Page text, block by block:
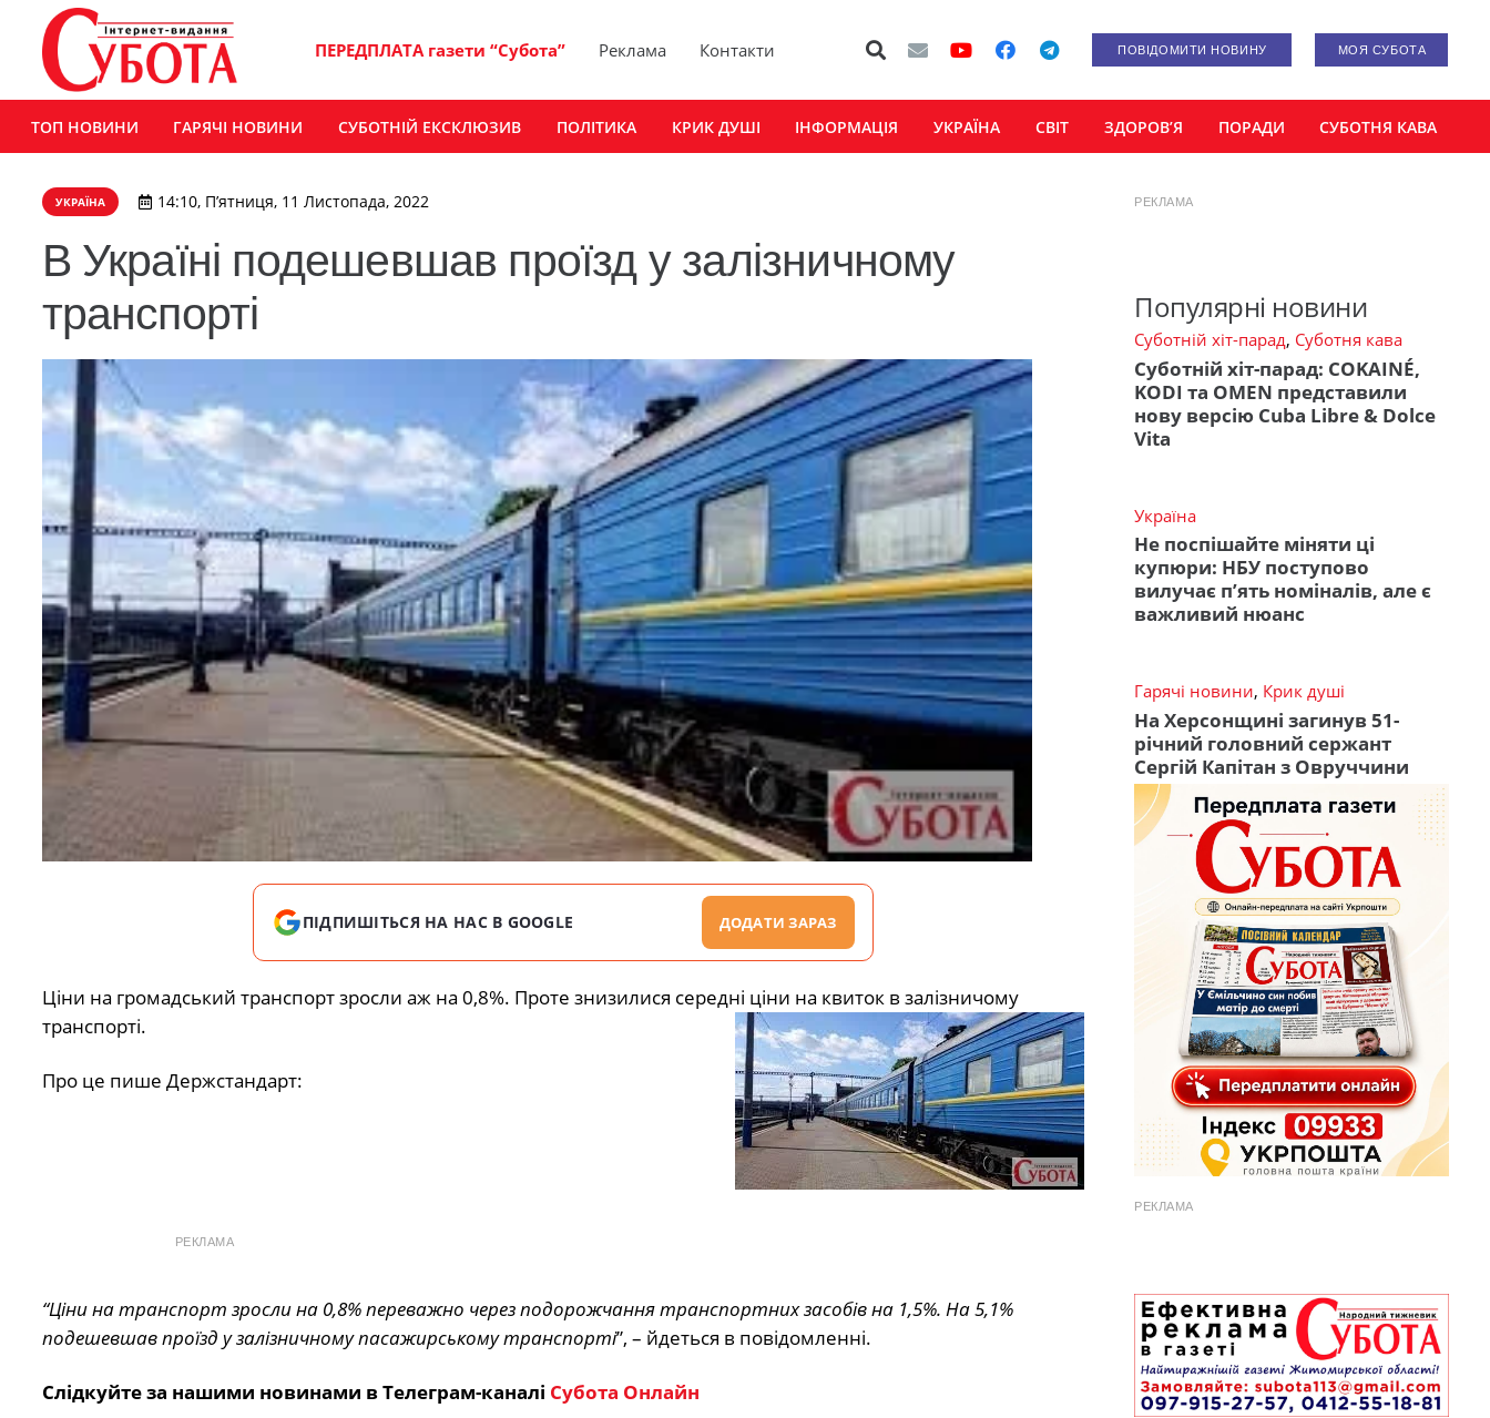
ПЕРЕДПЛАТА газети “Субота” Реклама Контакти ПОВІДОМИТИ НОВИНУ МОЯ СУБОТА
ТОП НОВИНИ ГАРЯЧІ НОВИНИ СУБОТНІЙ ЕКСКЛЮЗИВ ПОЛІТИКА КРИК ДУШІ ІНФОРМАЦІЯ УКРАЇНА СВІТ ЗДОРОВ’Я ПОРАДИ СУБОТНЯ КАВА
УКРАЇНА 14:10, П’ятниця, 11 Листопада, 2022
В Україні подешевшав проїзд у залізничному
транспорті
ПІДПИШІТЬСЯ НА НАС В GOOGLE ДОДАТИ ЗАРАЗ
Ціни на громадський транспорт зросли аж на 0,8%. Проте знизилися середні ціни на квиток в залізничому
транспорті.
Про це пише Держстандарт:
РЕКЛАМА
“Ціни на транспорт зросли на 0,8% переважно через подорожчання транспортних засобів на 1,5%. На 5,1%
подешевшав проїзд у залізничному пасажирському транспорті”, – йдеться в повідомленні.
Слідкуйте за нашими новинами в Телеграм-каналі Субота Онлайн
РЕКЛАМА
Популярні новини
Суботній хіт-парад, Суботня кава
Суботній хіт-парад: COKAINÉ,
KODI та OMEN представили
нову версію Cuba Libre & Dolce
Vita
Україна
Не поспішайте міняти ці
купюри: НБУ поступово
вилучає п’ять номіналів, але є
важливий нюанс
Гарячі новини, Крик душі
На Херсонщині загинув 51-
річний головний сержант
Сергій Капітан з Овруччини
РЕКЛАМА